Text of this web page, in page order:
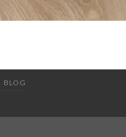
BLOG